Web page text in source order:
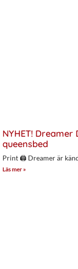
NYHET! Dreamer
queensbed
Print 🖨 Dreamer är
Läs mer »